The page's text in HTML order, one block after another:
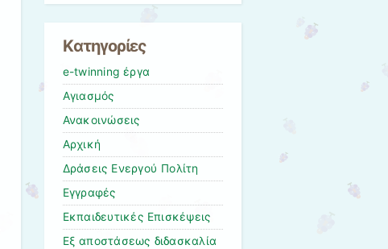
Kατηγορίες
e-twinning έργα
Αγιασμός
Ανακοινώσεις
Αρχική
Δράσεις Ενεργού Πολίτη
Εγγραφές
Εκπαιδευτικές Επισκέψεις
Εξ αποστάσεως διδασκαλία